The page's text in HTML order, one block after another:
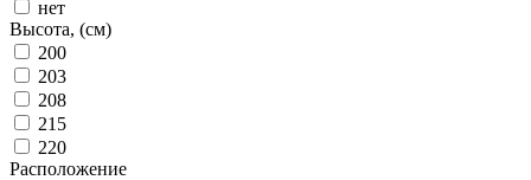
нет
Высота, (см)
200
203
208
215
220
Расположение